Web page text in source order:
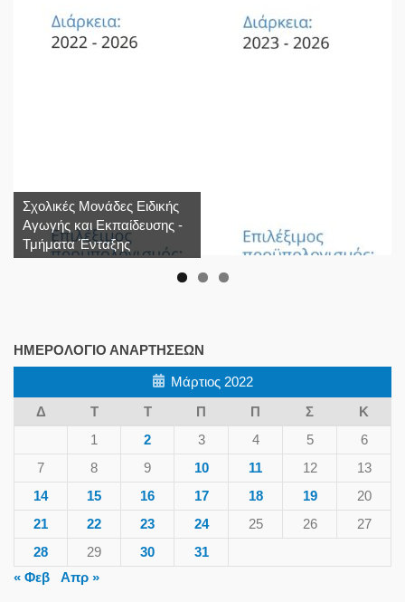
Σχολικές Μονάδες Ειδικής
Αγωγής και Εκπαίδευσης -
Τμήματα Ένταξης
ΗΜΕΡΟΛΌΓΙΟ ΑΝΑΡΤΉΣΕΩΝ
Μάρτιος 2022
Δ
Τ Τ Π Π Σ
Κ
1
2 3 4 5
6
7
8 9 10 11 12
13
14
15 16 17 18 19
20
21
22 23 24 25 26
27
28
29 30
31
« Φεβ
Απρ »